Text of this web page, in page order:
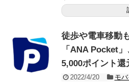
徒歩や電車移動
「ANA Pocket
5,000ポイント還
2022/4/20 モ